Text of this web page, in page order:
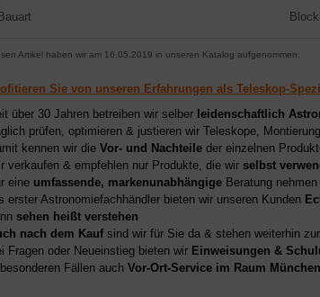
Artikel haben wir am 16.05.2019 in unseren Katalog aufgenommen.
Sie von unseren Erfahrungen als Teleskop-
über 30 Jahren betreiben wir selber leidenschaftlich
prüfen, optimieren & justieren wir Teleskope,
kennen wir die Vor- und Nachteile der einzelnen
verkaufen & empfehlen nur Produkte, die wir selbst
eine umfassende, markenunabhängige Beratung
erster Astronomiefachhändler bieten wir unseren Kunden
sehen heißt verstehen
nach dem Kaufsind wir für Sie da & stehen weiterhin
Fragen oder Neueinstieg bieten wir Einweisungen &
Fällen auch Vor-Ort-Service im Raum München